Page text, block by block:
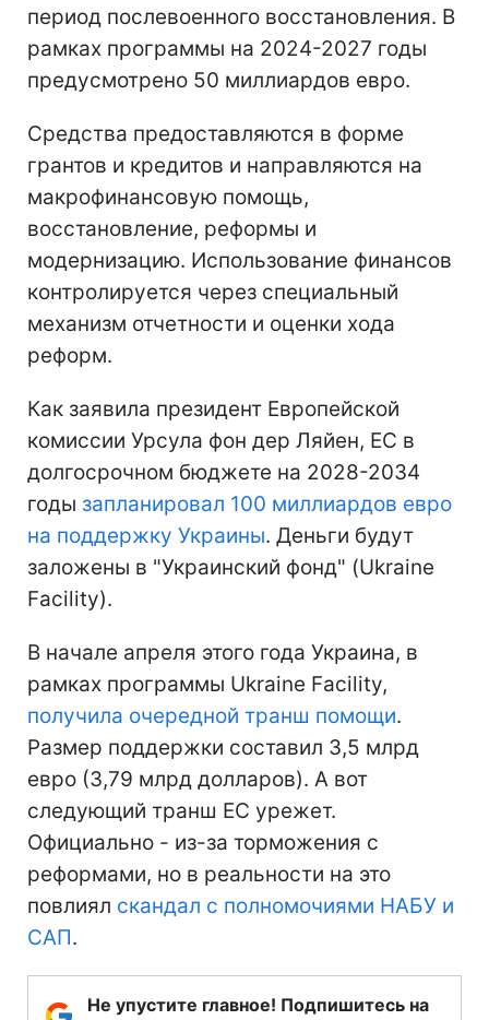
период послевоенного восстановления. В
рамках программы на 2024-2027 годы
предусмотрено 50 миллиардов евро.
Средства предоставляются в форме
грантов и кредитов и направляются на
макрофинансовую помощь,
восстановление, реформы и
модернизацию. Использование финансов
контролируется через специальный
механизм отчетности и оценки хода
реформ.
Как заявила президент Европейской
комиссии Урсула фон дер Ляйен, ЕС в
долгосрочном бюджете на 2028-2034
годы запланировал 100 миллиардов евро
на поддержку Украины. Деньги будут
заложены в "Украинский фонд" (Ukraine
Facility).
В начале апреля этого года Украина, в
рамках программы Ukraine Facility,
получила очередной транш помощи.
Размер поддержки составил 3,5 млрд
евро (3,79 млрд долларов). А вот
следующий транш ЕС урежет.
Официально - из-за торможения с
реформами, но в реальности на это
повлиял скандал с полномочиями НАБУ и
САП.
Не упустите главное! Подпишитесь на